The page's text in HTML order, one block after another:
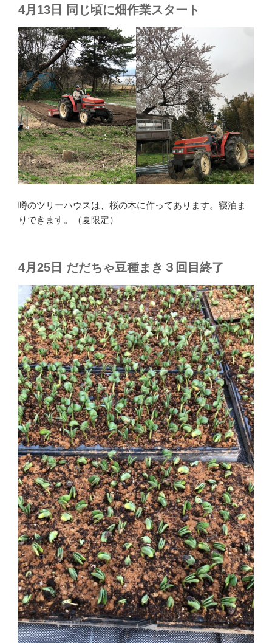
4月13日 同じ頃に畑作業スタート
噂のツリーハウスは、桜の木に作ってあります。寝泊ま
りできます。（夏限定）
4月25日 だだちゃ豆種まき３回目終了